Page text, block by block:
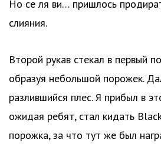
Но се ля ви… пришлось
слияния.
Второй рукав стекал в первый
образуя небольшой порожек.
разлившийся плес. Я прибыл в
ожидая ребят, стал кидать
порожка, за что тут же был